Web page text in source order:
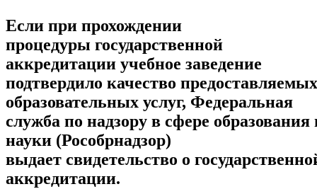
Если при прохождении
процедуры государственной
аккредитации учебное заведение
подтвердило качество предоставляемых
образовательных услуг, Федеральная
служба по надзору в сфере образования
науки (Рособрнадзор)
выдает свидетельство о
аккредитации.